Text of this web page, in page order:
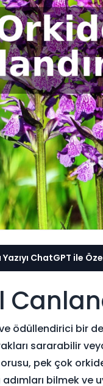
Yazıyı ChatGPT ile
ödüllendirici bir
sararabilir
pek çok
bilmek ve